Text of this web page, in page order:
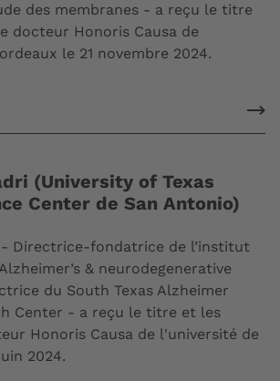
des membranes - a reçu le titre
docteur Honoris Causa de
le 21 novembre 2024.
(University of Texas
Center de San Antonio)
- Directrice-fondatrice de l’institut
& neurodegenerative
du South Texas Alzheimer
Center - a reçu le titre et les
Honoris Causa de l'université de
2024.